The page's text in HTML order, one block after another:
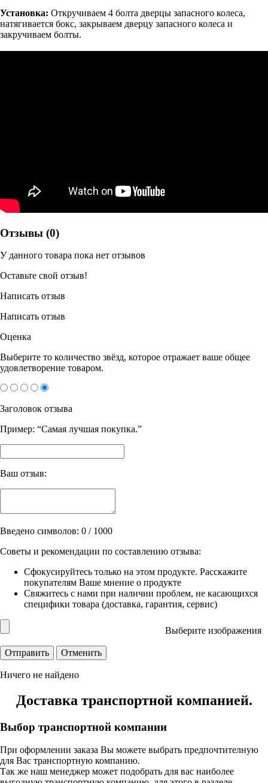
Установка: Откручиваем 4 болта дверцы запасного колеса,
натягивается бокс, закрываем дверцу запасного колеса и
закручиваем болты.
Отзывы (0)
У данного товара пока нет отзывов
Оставьте свой отзыв!
Написать отзыв
Написать отзыв
Оценка
Выберите то количество звёзд, которое отражает ваше общее
удовлетворение товаром.
Заголовок отзыва
Пример: “Самая лучшая покупка.”
Ваш отзыв:
Введено символов: 0 / 1000
Советы и рекомендации по составлению отзыва:
Сфокусируйтесь только на этом продукте. Расскажите
покупателям Ваше мнение о продукте
Свяжитесь с нами при наличии проблем, не касающихся
специфики товара (доставка, гарантия, сервис)
Выберите изображения
Ничего не найдено
Доставка транспортной компанией.
Выбор транспортной компании
При оформлении заказа Вы можете выбрать предпочтителную
для Вас транспортную компанию.
Так же наш менеджер может подобрать для вас наиболее